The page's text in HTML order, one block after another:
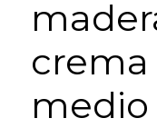
medio